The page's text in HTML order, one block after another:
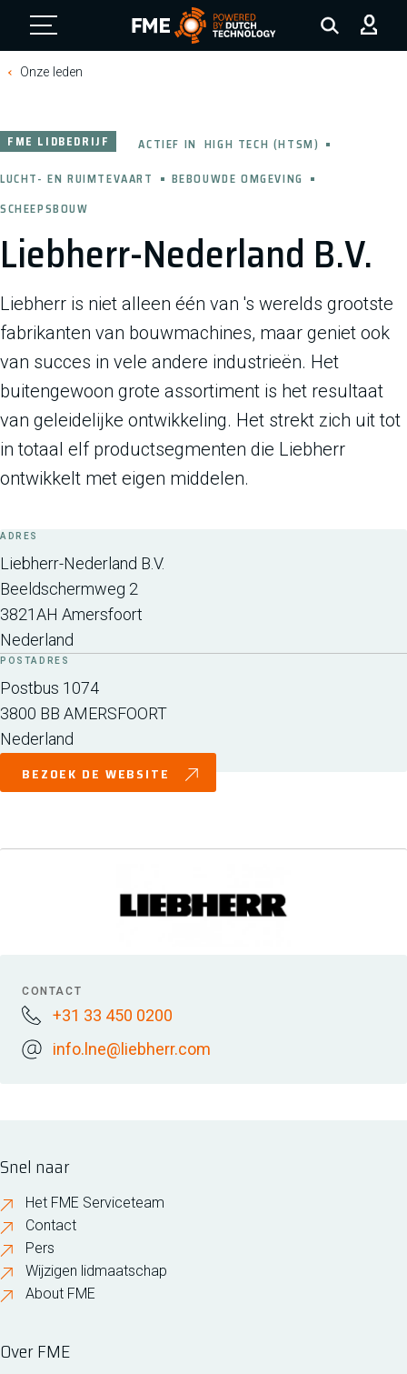
FME Logo, to the homepage
Onze leden
Liebherr-Nederland B.V.
FME LIDBEDRIJF ACTIEF IN HIGH TECH (HTSM)
LUCHT- EN RUIMTEVAART
BEBOUWDE OMGEVING
SCHEEPSBOUW
Liebherr is niet alleen één van 's werelds grootste
fabrikanten van bouwmachines, maar geniet ook
van succes in vele andere industrieën. Het
buitengewoon grote assortiment is het resultaat
van geleidelijke ontwikkeling. Het strekt zich uit tot
in totaal elf productsegmenten die Liebherr
ontwikkelt met eigen middelen.
ADRES
Liebherr-Nederland B.V.
Beeldschermweg 2
3821AH Amersfoort
Nederland
POSTADRES
Postbus 1074
3800 BB AMERSFOORT
Nederland
BEZOEK DE WEBSITE
CONTACT
+31 33 450 0200
info.lne@liebherr.com
Snel naar
Het FME Serviceteam
Contact
Pers
Wijzigen lidmaatschap
About FME
Over FME